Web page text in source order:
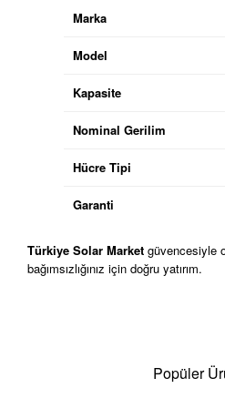
Marka
Model
Kapasite
Nominal Gerilim
Hücre Tipi
Garanti
Türkiye Solar Market güvencesiyle
bağımsızlığınız için doğru yatırım.
Popüler